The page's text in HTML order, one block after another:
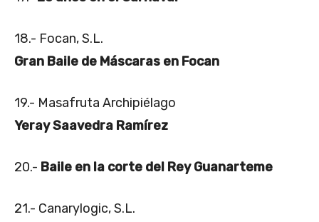
18.- Focan, S.L.
Gran Baile de Máscaras en Focan
19.- Masafruta Archipiélago
Yeray Saavedra Ramírez
20.- Baile en la corte del Rey Guanarteme
21.- Canarylogic, S.L.